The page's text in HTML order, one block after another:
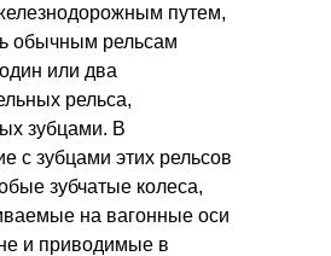
путем,
обычным рельсам
или два
рельса,
зубцами. В
с зубцами этих рельсов
зубчатые колеса,
на вагонные оси
и приводимые в